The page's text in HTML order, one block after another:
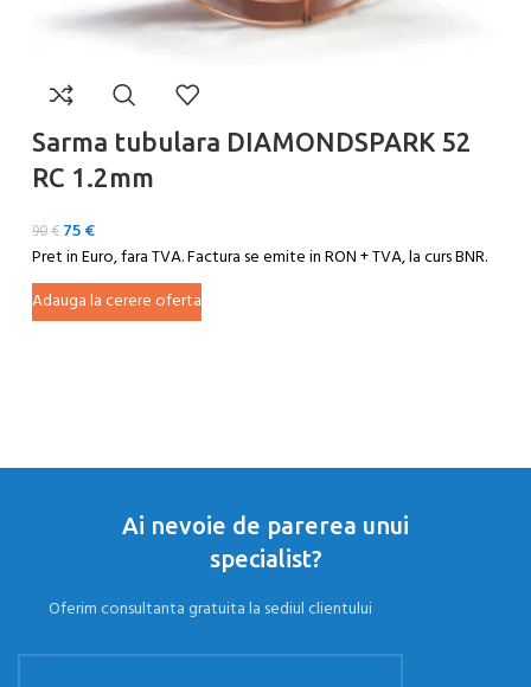
Sarma tubulara DIAMONDSPARK 52
RC 1.2mm
90€ 75€
Pret in Euro, fara TVA. Factura se emite in RON + TVA, la curs BNR.
Adauga la cerere oferta
Ai nevoie de parerea unui
specialist?
Oferim consultanta gratuita la sediul clientului